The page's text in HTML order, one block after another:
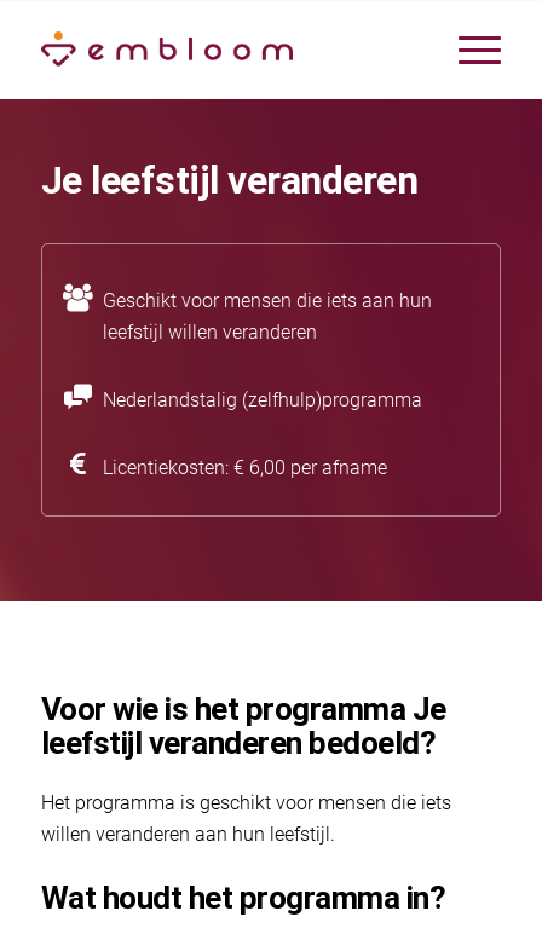
Je leefstijl veranderen
Geschikt voor mensen die iets aan hun
leefstijl willen veranderen
Nederlandstalig (zelfhulp)programma
Licentiekosten: € 6,00 per afname
Voor wie is het programma Je
leefstijl veranderen bedoeld?
Het programma is geschikt voor mensen die iets
willen veranderen aan hun leefstijl.
Wat houdt het programma in?